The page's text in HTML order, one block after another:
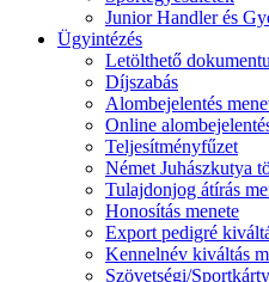
Junior Handler és
Ügyintézés
Letölthető
Díjszabás
Alombejelentés
Online
Teljesítményfűzet
Német Juhászkutya
Tulajdonjog átírás
Honosítás menete
Export pedigré
Kennelnév kiváltás
Szövetségi/